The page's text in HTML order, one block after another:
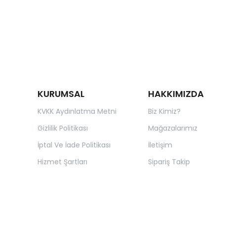
KURUMSAL
KVKK Aydınlatma Metni
Gizlilik Politikası
İptal Ve İade Politikası
Hizmet Şartları
HAKKIMIZDA
Biz Kimiz?
Mağazalarımız
İletişim
Sipariş Takip